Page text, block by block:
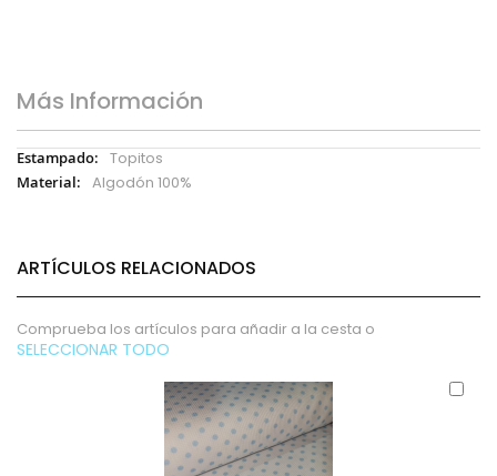
Más Información
Más
Información
Topitos
Algodón 100%
ARTÍCULOS RELACIONADOS
Comprueba los artículos para añadir a la cesta o
SELECCIONAR TODO